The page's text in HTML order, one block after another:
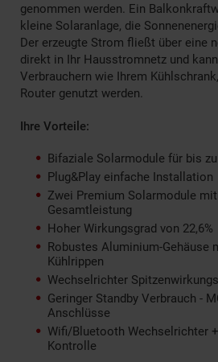
genommen werden. Ein
kleine Solaranlage, die
Der erzeugte Strom fließt über eine
direkt in Ihr Hausstromnetz und
Verbrauchern wie Ihrem
Router genutzt werden.
Ihre Vorteile:
Bifaziale Solarmodule für bis
Plug&Play einfache Installation
Zwei Premium Solarmodule
Gesamtleistung
Hoher Wirkungsgrad von 22,6%
Robustes Aluminium-Gehäuse
Kühlrippen
Wechselrichter
Geringer Standby Verbrauch -
Anschlüsse
Wifi/Bluetooth Wechselrichter
Kontrolle